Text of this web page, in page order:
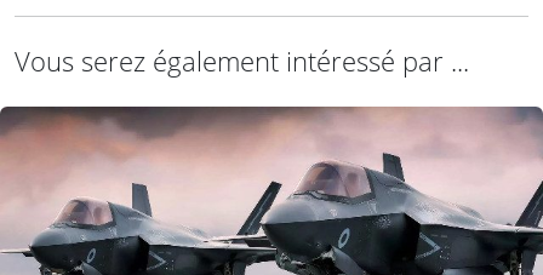
Vous serez également intéressé par ...